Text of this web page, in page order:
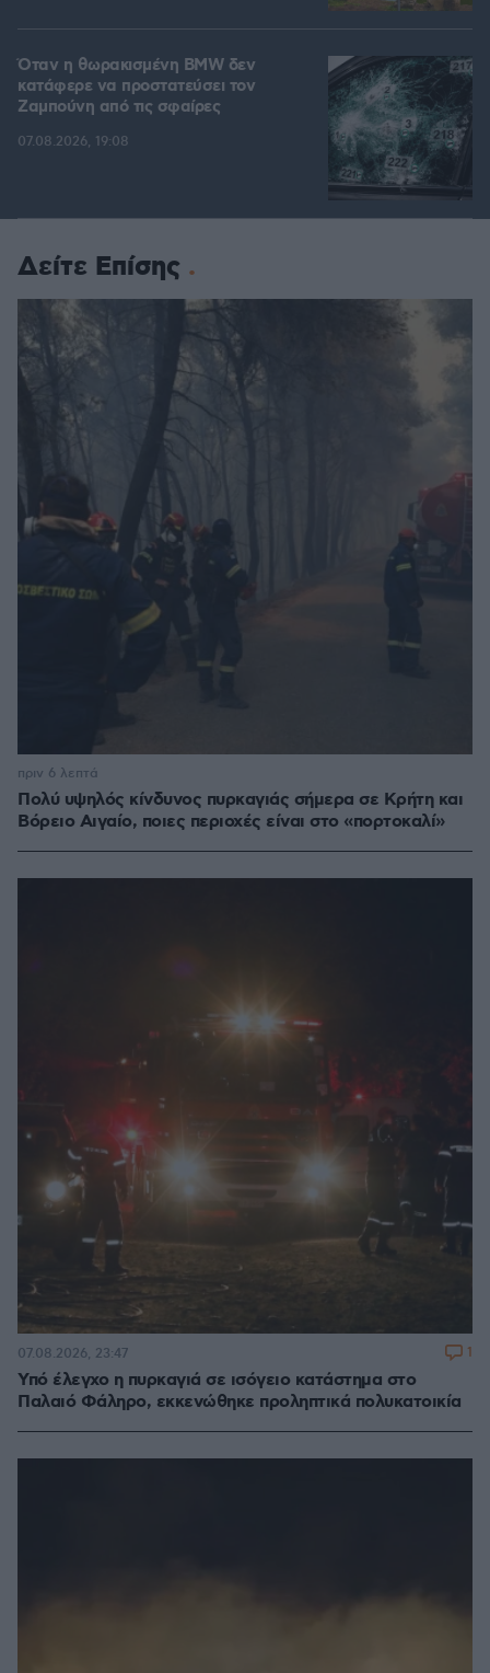
Όταν η θωρακισμένη BMW δεν
κατάφερε να προστατεύσει τον
Ζαμπούνη από τις σφαίρες
07.08.2026, 19:08
Δείτε Επίσης
Πολύ υψηλός κίνδυνος πυρκαγιάς σήμερα σε Κρήτη και
Βόρειο Αιγαίο, ποιες περιοχές είναι στο «πορτοκαλί»
πριν 6 λεπτά
Υπό έλεγχο η πυρκαγιά σε ισόγειο κατάστημα στο
Παλαιό Φάληρο, εκκενώθηκε προληπτικά πολυκατοικία
07.08.2026, 23:47 1